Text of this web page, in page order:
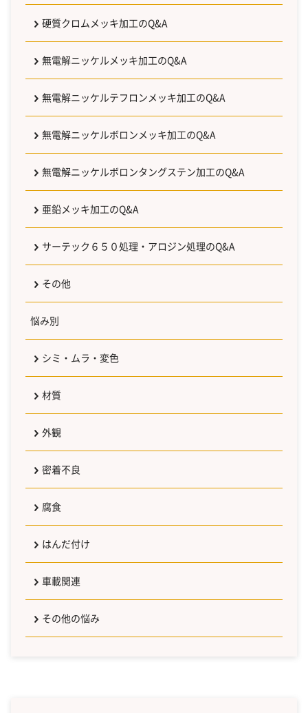
硬質クロムメッキ加工のQ&A
無電解ニッケルメッキ加工のQ&A
無電解ニッケルテフロンメッキ加工のQ&A
無電解ニッケルボロンメッキ加工のQ&A
無電解ニッケルボロンタングステン加工のQ&A
亜鉛メッキ加工のQ&A
サーテック６５０処理・アロジン処理のQ&A
その他
悩み別
シミ・ムラ・変色
材質
外観
密着不良
腐食
はんだ付け
車載関連
その他の悩み